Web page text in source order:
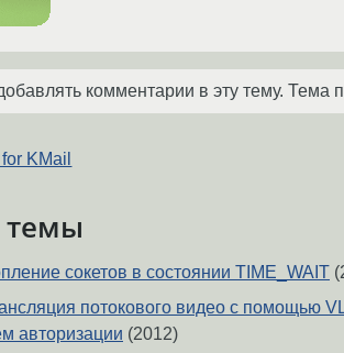
комментарии в эту тему. Тема
KMail
сокетов в состоянии TIME_WAIT
потокового видео c помощью
авторизации (2012)